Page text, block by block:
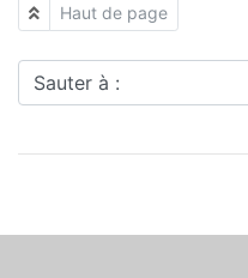
Haut de page
Sauter à :